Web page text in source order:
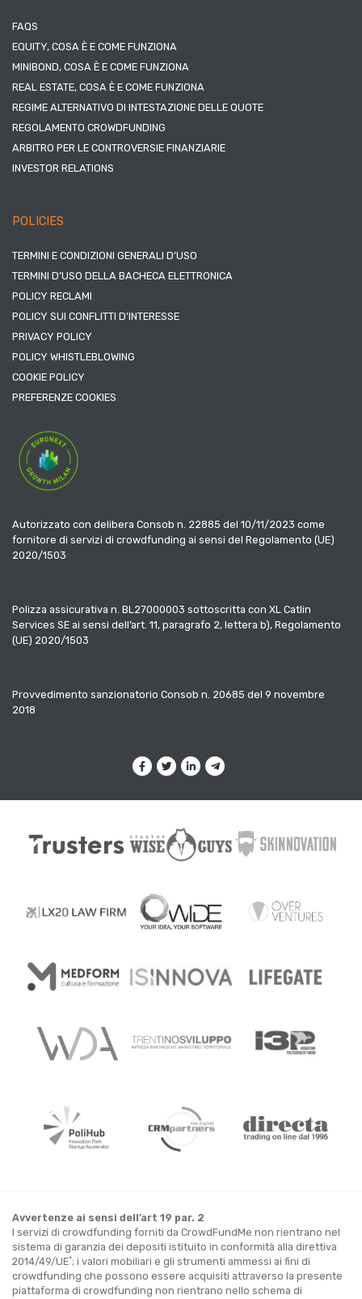
FAQS
EQUITY, COSA È E COME FUNZIONA
MINIBOND, COSA È E COME FUNZIONA
REAL ESTATE, COSA È E COME FUNZIONA
REGIME ALTERNATIVO DI INTESTAZIONE DELLE QUOTE
REGOLAMENTO CROWDFUNDING
ARBITRO PER LE CONTROVERSIE FINANZIARIE
INVESTOR RELATIONS
POLICIES
TERMINI E CONDIZIONI GENERALI D’USO
TERMINI D’USO DELLA BACHECA ELETTRONICA
POLICY RECLAMI
POLICY SUI CONFLITTI D’INTERESSE
PRIVACY POLICY
POLICY WHISTLEBLOWING
COOKIE POLICY
PREFERENZE COOKIES
Autorizzato con delibera Consob n. 22885 del 10/11/2023 come
fornitore di servizi di crowdfunding ai sensi del Regolamento (UE)
2020/1503
Polizza assicurativa n. BL27000003 sottoscritta con XL Catlin
Services SE ai sensi dell’art. 11, paragrafo 2, lettera b), Regolamento
(UE) 2020/1503
Provvedimento sanzionatorio Consob n. 20685 del 9 novembre
2018
Avvertenze ai sensi dell’art 19 par. 2
I servizi di crowdfunding forniti da CrowdFundMe non rientrano nel
sistema di garanzia dei depositi istituito in conformità alla direttiva
2014/49/UE*; i valori mobiliari e gli strumenti ammessi ai fini di
crowdfunding che possono essere acquisiti attraverso la presente
piattaforma di crowdfunding non rientrano nello schema di